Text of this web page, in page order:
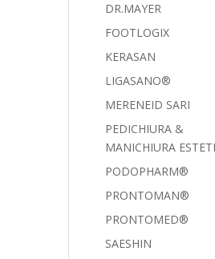
DR.MAYER
FOOTLOGIX
KERASAN
LIGASANO®
MERENEID SARI
PEDICHIURA &
MANICHIURA
PODOPHARM®
PRONTOMAN®
PRONTOMED®
SAESHIN